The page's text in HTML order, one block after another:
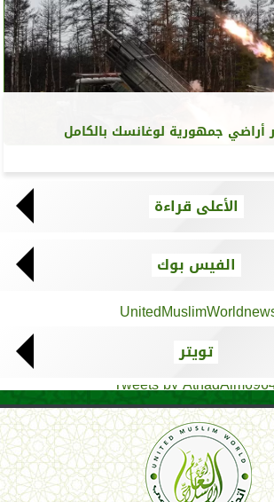
أراضي جمهورية لوغانسك بالكامل
الأعلى قراءة
الفيس بوك
تويتر
Tweets by